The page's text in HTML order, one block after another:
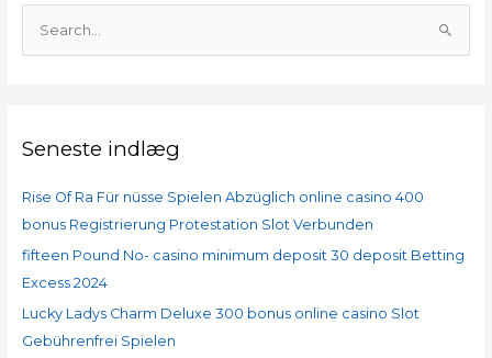
f
e
r
:
Seneste indlæg
Rise Of Ra Für nüsse Spielen Abzüglich online casino 400
bonus Registrierung Protestation Slot Verbunden
fifteen Pound No- casino minimum deposit 30 deposit Betting
Excess 2024
Lucky Ladys Charm Deluxe 300 bonus online casino Slot
Gebührenfrei Spielen